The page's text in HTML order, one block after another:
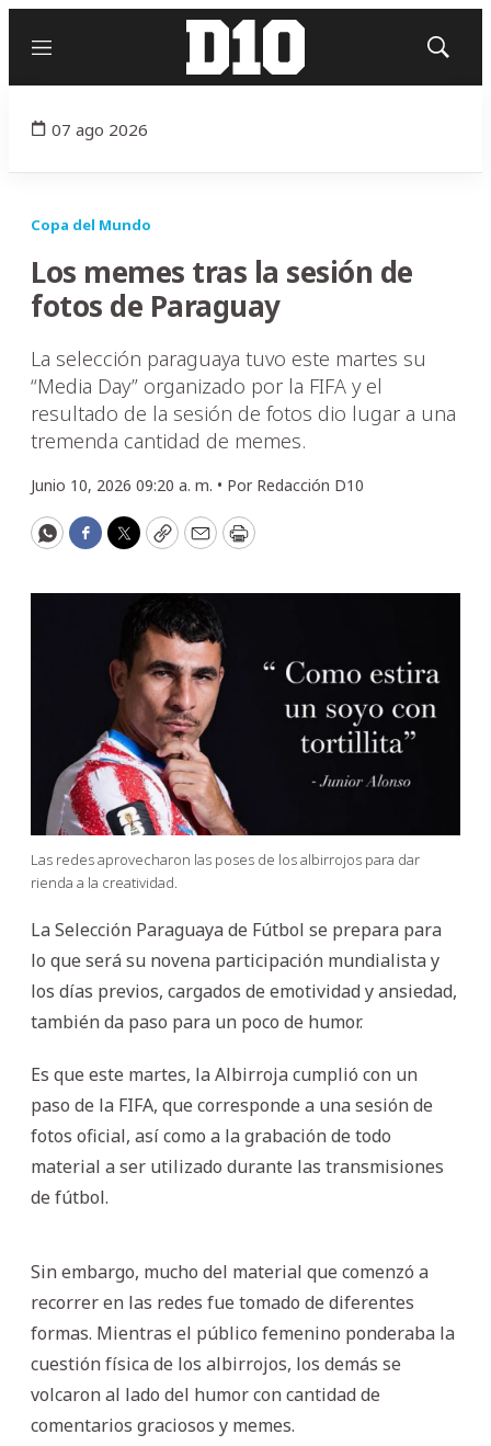
Menú
Mostrar
07 ago 2026
Copa del Mundo
Los memes tras la sesión de
fotos de Paraguay
La selección paraguaya tuvo este martes su
“Media Day” organizado por la FIFA y el
resultado de la sesión de fotos dio lugar a una
tremenda cantidad de memes.
Junio 10, 2026 09:20 a. m. • Por Redacción D10
WhatsApp
Facebook
Twitter
CopyEmailPrint
Las redes aprovecharon las poses de los albirrojos para dar
rienda a la creatividad.
La Selección Paraguaya de Fútbol se prepara para
lo que será su novena participación mundialista y
los días previos, cargados de emotividad y ansiedad,
también da paso para un poco de humor.
Es que este martes, la Albirroja cumplió con un
paso de la FIFA, que corresponde a una sesión de
fotos oficial, así como a la grabación de todo
material a ser utilizado durante las transmisiones
de fútbol.
Sin embargo, mucho del material que comenzó a
recorrer en las redes fue tomado de diferentes
formas. Mientras el público femenino ponderaba la
cuestión física de los albirrojos, los demás se
volcaron al lado del humor con cantidad de
comentarios graciosos y memes.